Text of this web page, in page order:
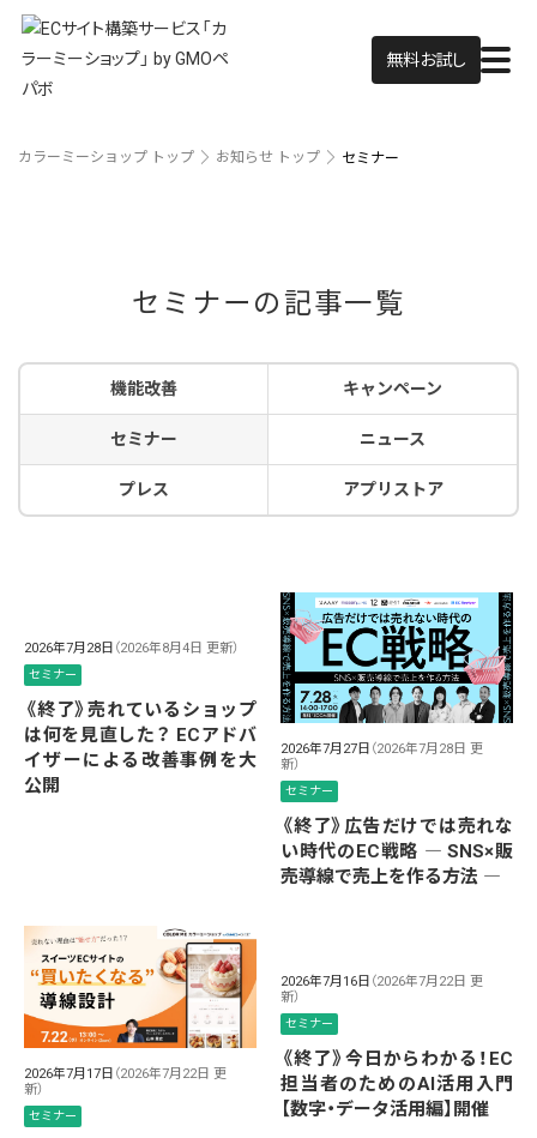
無料お試し
カラーミーショップ トップ お知らせ トップ セミナー
セミナーの記事一覧
機能改善 キャンペーン
セミナー ニュース
プレス アプリストア
2026年7月28日 （2026年8月4日 更新）
セミナー
《終了》売れているショップ
は何を見直した？ ECアドバ
イザーによる改善事例を大
公開
2026年7月27日 （2026年7月28日 更
新）
セミナー
《終了》広告だけでは売れな
い時代のEC戦略 ― SNS×販
売導線で売上を作る方法 ―
2026年7月17日 （2026年7月22日 更
新）
セミナー
2026年7月16日 （2026年7月22日 更
新）
セミナー
《終了》今日からわかる！EC
担当者のためのAI活用入門
【数字・データ活用編】開催